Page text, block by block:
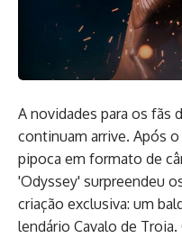
A novidades para os fãs
continuam arrive. Após
pipoca em formato de
'Odyssey' surpreendeu
criação exclusiva: um
lendário Cavalo de